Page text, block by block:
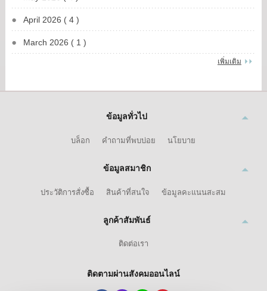
April 2026 ( 4 )
March 2026 ( 1 )
เพิ่มเติม
ข้อมูลทั่วไป
บล็อก คำถามที่พบบ่อย นโยบาย
ข้อมูลสมาชิก
ประวัติการสั่งซื้อ สินค้าที่สนใจ ข้อมูลคะแนนสะสม
ลูกค้าสัมพันธ์
ติดต่อเรา
ติดตามผ่านสังคมออนไลน์